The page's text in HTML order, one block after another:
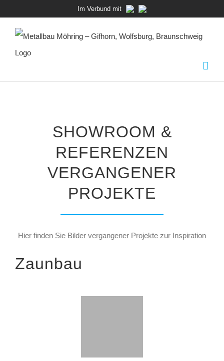
springen
Im Verbund mit
SHOWROOM &
REFERENZEN
VERGANGENER
PROJEKTE
Hier finden Sie Bilder vergangener Projekte zur Inspiration
Zaunbau